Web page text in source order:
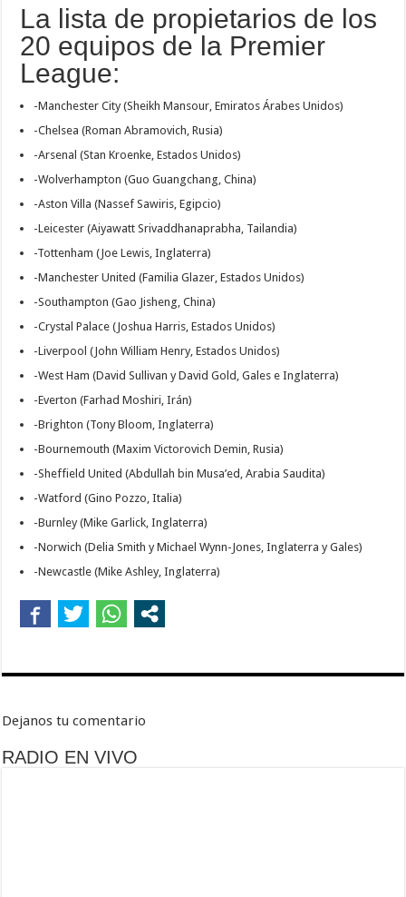
La lista de propietarios de los
20 equipos de la Premier
League:
-Manchester City (Sheikh Mansour, Emiratos Árabes Unidos)
-Chelsea (Roman Abramovich, Rusia)
-Arsenal (Stan Kroenke, Estados Unidos)
-Wolverhampton (Guo Guangchang, China)
-Aston Villa (Nassef Sawiris, Egipcio)
-Leicester (Aiyawatt Srivaddhanaprabha, Tailandia)
-Tottenham (Joe Lewis, Inglaterra)
-Manchester United (Familia Glazer, Estados Unidos)
-Southampton (Gao Jisheng, China)
-Crystal Palace (Joshua Harris, Estados Unidos)
-Liverpool (John William Henry, Estados Unidos)
-West Ham (David Sullivan y David Gold, Gales e Inglaterra)
-Everton (Farhad Moshiri, Irán)
-Brighton (Tony Bloom, Inglaterra)
-Bournemouth (Maxim Victorovich Demin, Rusia)
-Sheffield United (Abdullah bin Musa’ed, Arabia Saudita)
-Watford (Gino Pozzo, Italia)
-Burnley (Mike Garlick, Inglaterra)
-Norwich (Delia Smith y Michael Wynn-Jones, Inglaterra y Gales)
-Newcastle (Mike Ashley, Inglaterra)
Dejanos tu comentario
RADIO EN VIVO